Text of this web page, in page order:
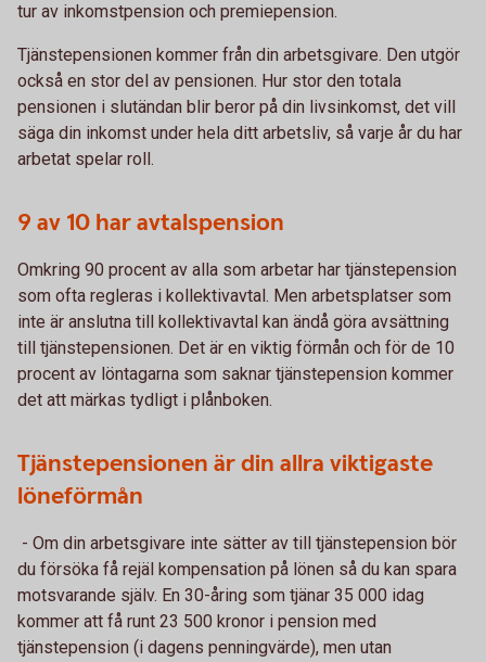
tur av inkomstpension och premiepension.
Tjänstepensionen kommer från din arbetsgivare. Den utgör
också en stor del av pensionen. Hur stor den totala
pensionen i slutändan blir beror på din livsinkomst, det vill
säga din inkomst under hela ditt arbetsliv, så varje år du har
arbetat spelar roll.
9 av 10 har avtalspension
Omkring 90 procent av alla som arbetar har tjänstepension
som ofta regleras i kollektivavtal. Men arbetsplatser som
inte är anslutna till kollektivavtal kan ändå göra avsättning
till tjänstepensionen. Det är en viktig förmån och för de 10
procent av löntagarna som saknar tjänstepension kommer
det att märkas tydligt i plånboken.
Tjänstepensionen är din allra viktigaste
löneförmån
- Om din arbetsgivare inte sätter av till tjänstepension bör
du försöka få rejäl kompensation på lönen så du kan spara
motsvarande själv. En 30-åring som tjänar 35 000 idag
kommer att få runt 23 500 kronor i pension med
tjänstepension (i dagens penningvärde), men utan